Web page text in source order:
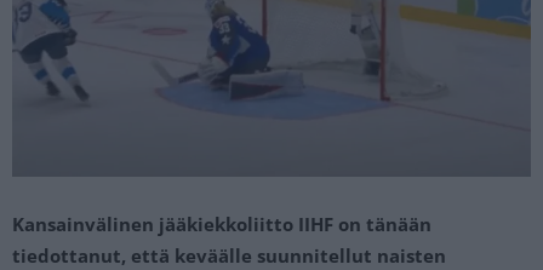
Kansainvälinen jääkiekkoliitto IIHF on tänään
tiedottanut, että keväälle suunnitellut naisten